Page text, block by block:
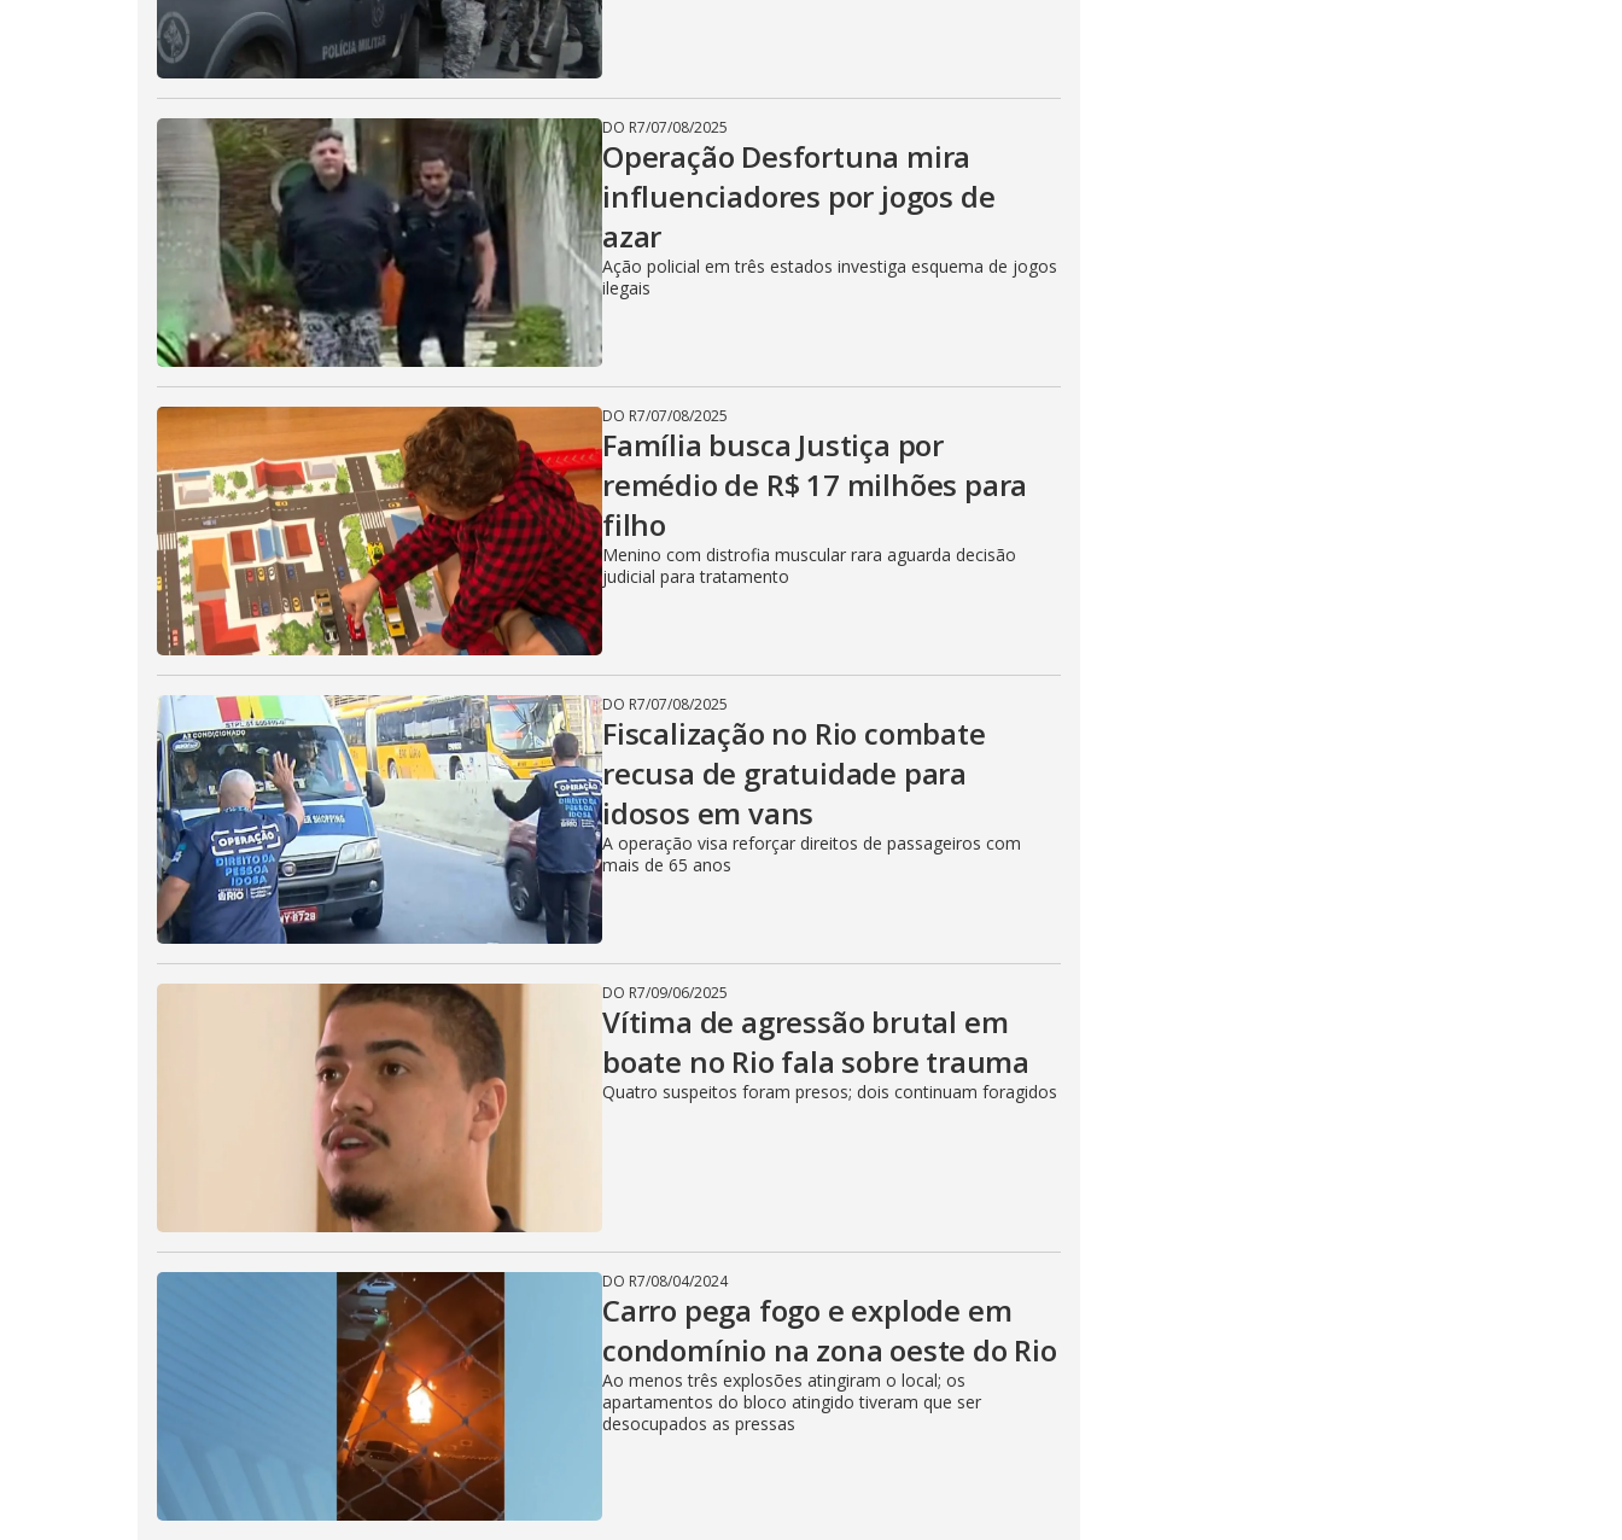
DO R7/07/08/2025
Operação Desfortuna mira
influenciadores por jogos de
azar
Ação policial em três estados investiga esquema de jogos
ilegais
DO R7/07/08/2025
Família busca Justiça por
remédio de R$ 17 milhões para
filho
Menino com distrofia muscular rara aguarda decisão
judicial para tratamento
DO R7/07/08/2025
Fiscalização no Rio combate
recusa de gratuidade para
idosos em vans
A operação visa reforçar direitos de passageiros com
mais de 65 anos
DO R7/09/06/2025
Vítima de agressão brutal em
boate no Rio fala sobre trauma
Quatro suspeitos foram presos; dois continuam foragidos
DO R7/08/04/2024
Carro pega fogo e explode em
condomínio na zona oeste do Rio
Ao menos três explosões atingiram o local; os
apartamentos do bloco atingido tiveram que ser
desocupados as pressas